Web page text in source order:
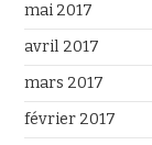
mai 2017
avril 2017
mars 2017
février 2017